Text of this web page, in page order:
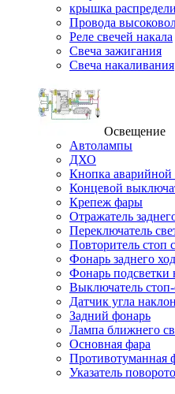
крышка
Провода
Реле свечей накала
Свеча зажигания
Свеча накаливания
Освещение
Автолампы
ДХО
Кнопка аварийной
Концевой
Крепеж фары
Отражатель
Переключатель
Повторитель стоп
Фонарь заднего
Фонарь подсветки
Выключатель стоп-
Датчик угла
Задний фонарь
Лампа ближнего
Основная фара
Противотуманная
Указатель